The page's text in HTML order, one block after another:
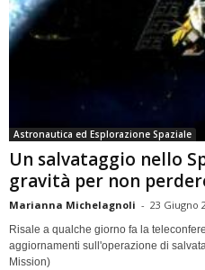
Astronautica ed Esplorazione Spaziale
Un salvataggio nello
gravità per non
Marianna Michelagnoli - 23 Giugno
Risale a qualche giorno fa la
aggiornamenti sull'operazione di
Mission)